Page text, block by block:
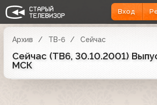
Вход
Архив ТВ-6 Сейчас
Сейчас (ТВ6, 30.10.2001)
МСК